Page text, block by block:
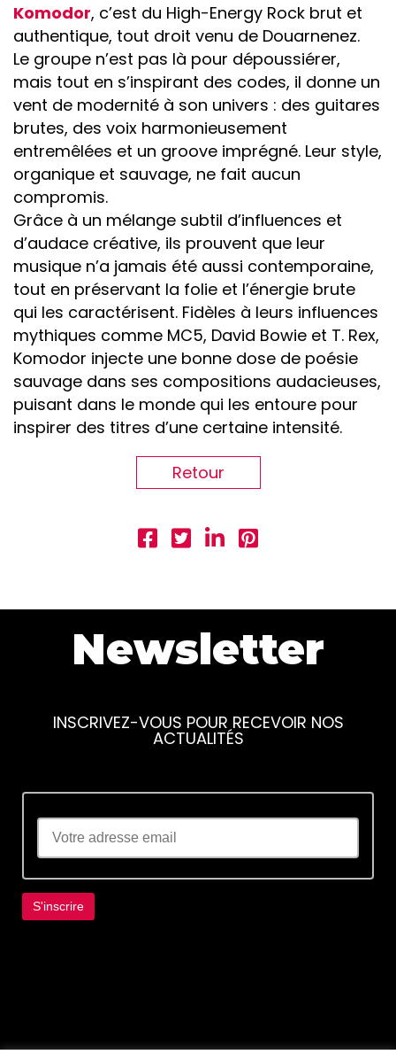
Komodor, c’est du High-Energy Rock brut et
authentique, tout droit venu de Douarnenez.
Le groupe n’est pas là pour dépoussiérer,
mais tout en s’inspirant des codes, il donne un
vent de modernité à son univers : des guitares
brutes, des voix harmonieusement
entremêlées et un groove imprégné. Leur style,
organique et sauvage, ne fait aucun
compromis.
Grâce à un mélange subtil d’influences et
d’audace créative, ils prouvent que leur
musique n’a jamais été aussi contemporaine,
tout en préservant la folie et l’énergie brute
qui les caractérisent. Fidèles à leurs influences
mythiques comme MC5, David Bowie et T. Rex,
Komodor injecte une bonne dose de poésie
sauvage dans ses compositions audacieuses,
puisant dans le monde qui les entoure pour
inspirer des titres d’une certaine intensité.
Retour
Newsletter
INSCRIVEZ-VOUS POUR RECEVOIR NOS
ACTUALITÉS